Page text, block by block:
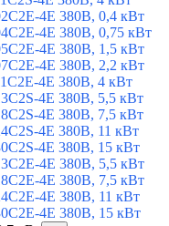
4E 380В, 0,4 кВт
4E 380В, 0,75 кВт
4E 380В, 1,5 кВт
4E 380В, 2,2 кВт
4E 380В, 4 кВт
4E 380В, 5,5 кВт
4E 380В, 7,5 кВт
4E 380В, 11 кВт
4E 380В, 15 кВт
4E 380В, 5,5 кВт
4E 380В, 7,5 кВт
4E 380В, 11 кВт
4E 380В, 15 кВт